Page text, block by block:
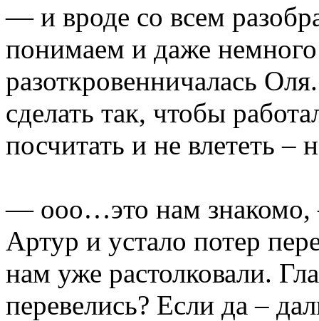
— и вроде со всем
понимаем и даже
разоткровенничалась
сделать так, чтобы
посчитать и не влететь –
— ооо…это нам знакомо,
Артур и устало потер
нам уже растолковали.
перевелись? Если да –